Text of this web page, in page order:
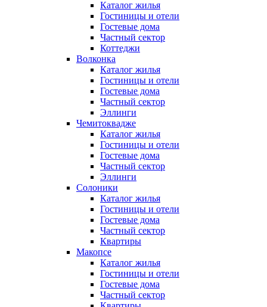
Каталог жилья
Гостиницы и отели
Гостевые дома
Частный сектор
Коттеджи
Волконка
Каталог жилья
Гостиницы и отели
Гостевые дома
Частный сектор
Эллинги
Чемитоквадже
Каталог жилья
Гостиницы и отели
Гостевые дома
Частный сектор
Эллинги
Солоники
Каталог жилья
Гостиницы и отели
Гостевые дома
Частный сектор
Квартиры
Макопсе
Каталог жилья
Гостиницы и отели
Гостевые дома
Частный сектор